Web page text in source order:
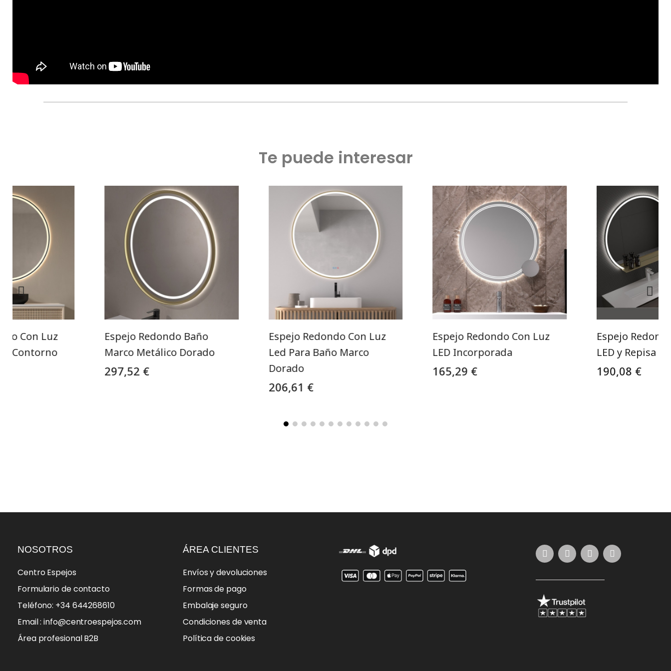
Te puede interesar
Con Luz
Contorno
Espejo Redondo Baño
Marco Metálico Dorado
297,52 €
Espejo Redondo Con Luz
Led Para Baño Marco
Dorado
206,61 €
Espejo Redondo Con Luz
LED Incorporada
165,29 €
Espejo
LED y Repisa
190,08 €
NOSOTROS
Centro Espejos
Formulario de contacto
Teléfono: +34 644268610
Email : info@centroespejos.com
Área profesional B2B
ÁREA CLIENTES
Envíos y devoluciones
Formas de pago
Embalaje seguro
Condiciones de venta
Política de cookies